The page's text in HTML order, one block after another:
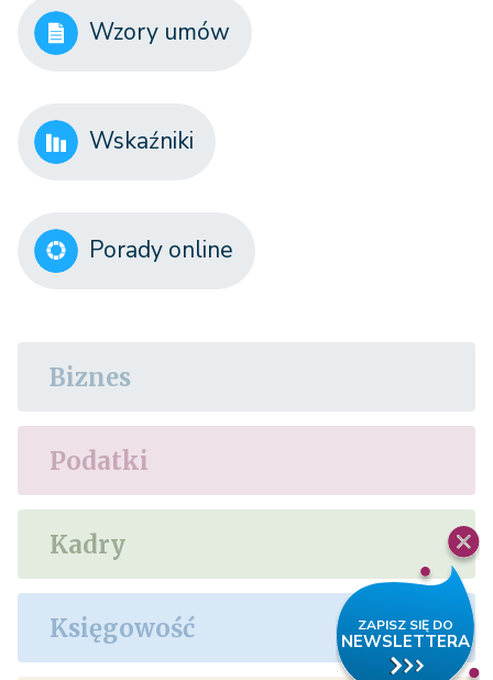
Wzory umów
Wskaźniki
Porady online
Biznes
Podatki
Kadry
Księgowość